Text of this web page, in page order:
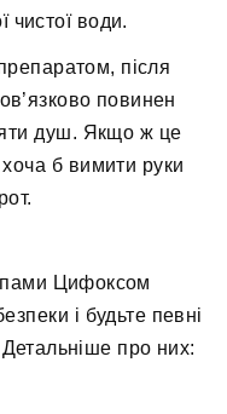
чистої води.
після
повинен
душ. Якщо ж це
б вимити руки
Цифоксом
і будьте певні
Детальніше про них: